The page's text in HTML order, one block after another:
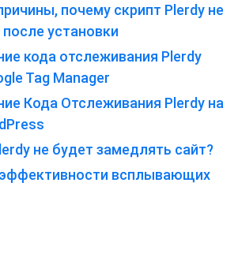
почему скрипт Plerdy не
установки
кода отслеживания Plerdy
Tag Manager
Кода Отслеживания Plerdy на
не будет замедлять сайт?
всплывающих